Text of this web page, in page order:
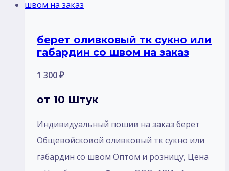
берет оливковый тк сукно или
габардин со швом на заказ
1 300₽
от 10 Штук
Индивидуальный пошив на заказ берет
Общевойсковой оливковый тк сукно или
габардин со швом Оптом и розницу, Цена